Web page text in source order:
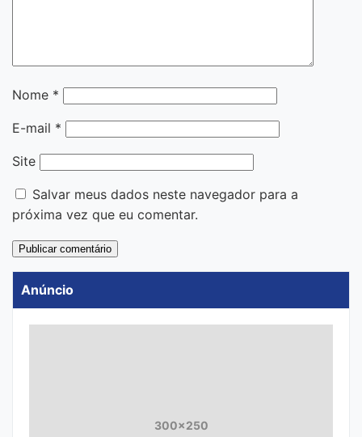
Nome *
E-mail *
Site
Salvar meus dados neste navegador para a
próxima vez que eu comentar.
Anúncio
300x250